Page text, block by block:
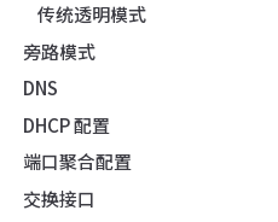
传统透明模式
旁路模式
DNS
DHCP 配置
端口聚合配置
交换接口